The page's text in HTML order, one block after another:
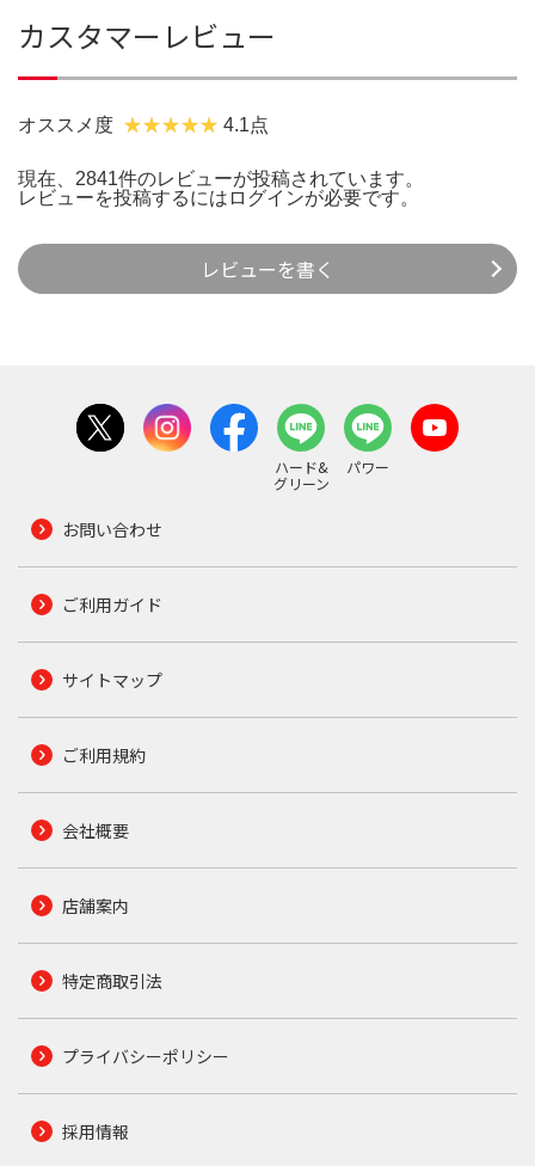
カスタマーレビュー
オススメ度 4.1点
現在、2841件のレビューが投稿されています。
レビューを投稿するには ログインが必要です。
レビューを書く
ハード&
グリーン
パワー
お問い合わせ
ご利用ガイド
サイトマップ
ご利用規約
会社概要
店舗案内
特定商取引法
プライバシーポリシー
採用情報